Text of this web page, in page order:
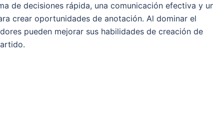
de decisiones rápida, una comunicación efectiva y
crear oportunidades de anotación. Al dominar el
pueden mejorar sus habilidades de creación de